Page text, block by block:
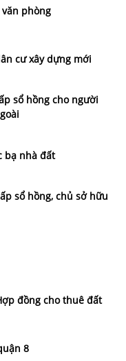
phòng
cư xây dựng mới
sổ hồng cho người
bạ nhà đất
sổ hồng, chủ sở hữu
đồng cho thuê đất
8